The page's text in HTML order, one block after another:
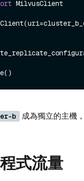
MilvusClient
b 成為獨立的主機
式流量